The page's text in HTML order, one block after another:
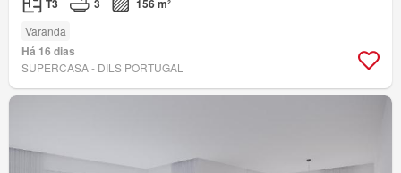
T3 3 156 m²
Varanda
Há 16 dias
SUPERCASA - DILS PORTUGAL